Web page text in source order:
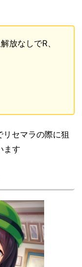
放なしでR、
リセマラの際に狙
ます